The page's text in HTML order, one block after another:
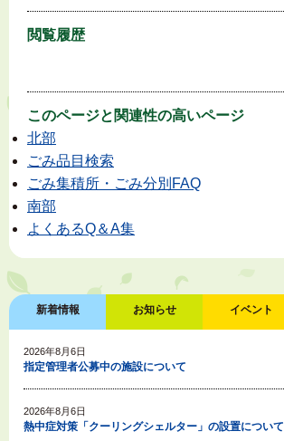
閲覧履歴
このページと 関連性の高いページ
北部
ごみ品目検索
ごみ集積所・ごみ分別FAQ
南部
よくあるQ＆A集
新着情報 お知らせ イベント
2026年8月6日
指定管理者公募中の施設について
2026年8月6日
熱中症対策「クーリングシェルター」の設置について